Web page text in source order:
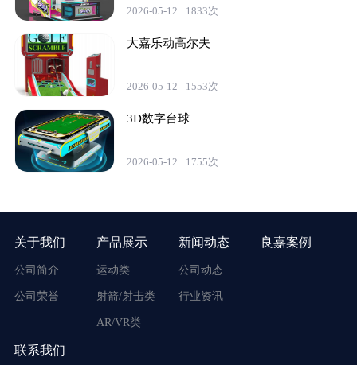
2026-05-12 1833次
大嘉乐动高尔夫
2026-05-12 1553次
3D数字台球
2026-05-12 1755次
关于我们
公司简介
公司荣誉
产品展示
运动类
射箭/射击类
AR/VR类
新闻动态
公司动态
行业资讯
良嘉案例
联系我们